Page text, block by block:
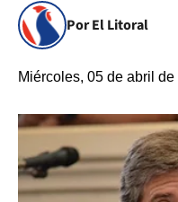
Por El Litoral
Miércoles, 05 de abril